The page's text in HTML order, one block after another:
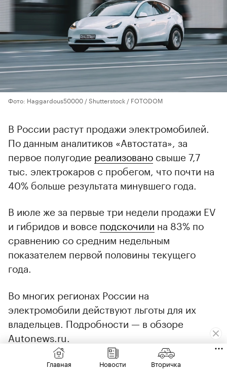
Фото: Haggardous50000 / Shutterstock / FOTODOM
В России растут продажи электромобилей.
По данным аналитиков «Автостата», за
первое полугодие реализовано свыше 7,7
тыс. электрокаров с пробегом, что почти на
40% больше результата минувшего года.
В июле же за первые три недели продажи EV
и гибридов и вовсе подскочили на 83% по
сравнению со средним недельным
показателем первой половины текущего
года.
Во многих регионах России на
электромобили действуют льготы для их
владельцев. Подробности — в обзоре
Autonews.ru.
Транспортный налог
Главная Новости Вторичка